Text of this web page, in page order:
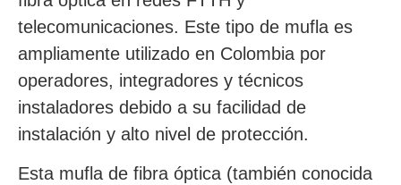
telecomunicaciones. Este tipo de mufla es
ampliamente utilizado en Colombia por
operadores, integradores y técnicos
instaladores debido a su facilidad de
instalación y alto nivel de protección.
Esta mufla de fibra óptica (también conocida